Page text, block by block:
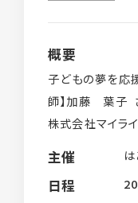
概要
子どもの夢を応
師】加藤 葉子
株式会社マイラ
年6月15日（日
主催
日程